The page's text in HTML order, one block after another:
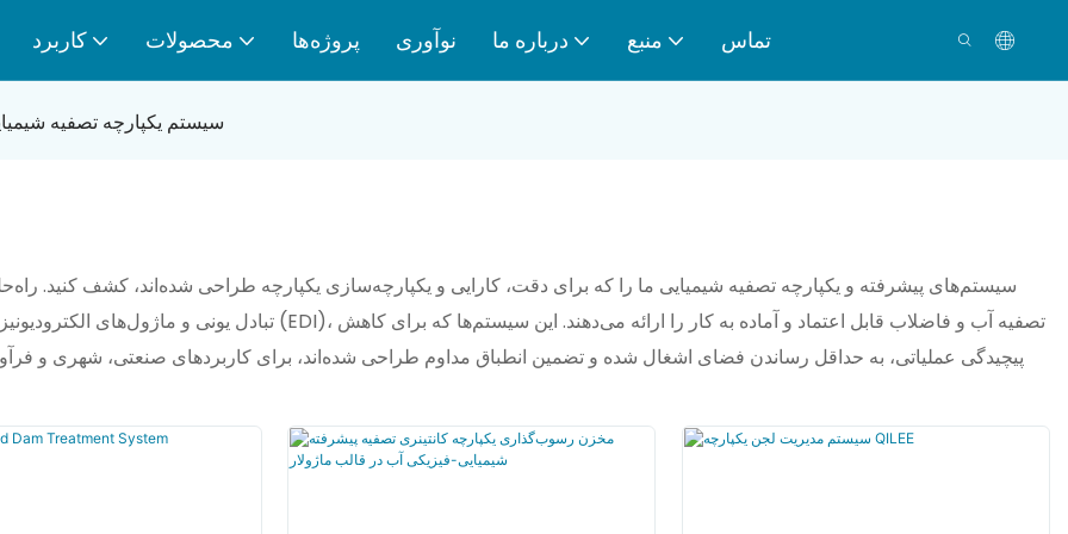
کاربرد محصولات پروژه‌ها نوآوری درباره ما منبع تماس
سیستم یکپارچه تصفیه
سیستم‌های پیشرفته و یکپارچه تصفیه شیمیایی ما را که برای دقت، کارایی و یکپارچه‌سازی یکپارچه طراحی شده‌اند، کشف کنید.
پیچیدگی عملیاتی، به حداقل رساندن فضای اشغال شده و تضمین انطباق مداوم طراحی شده‌اند، برای کاربردهای صنعتی، شهری و